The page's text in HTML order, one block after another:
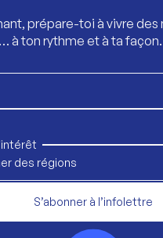
prépare-toi à vivre
à ton rythme et à ta façon.
des régions
S’abonner à l’infolettre